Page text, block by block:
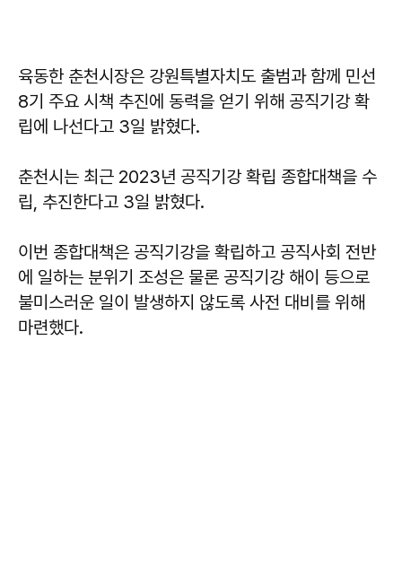
육동한 춘천시장은 강원특별자치도 출범과 함께 민선
8기 주요 시책 추진에 동력을 얻기 위해 공직기강 확
립에 나선다고 3일 밝혔다.
춘천시는 최근 2023년 공직기강 확립 종합대책을 수
립, 추진한다고 3일 밝혔다.
이번 종합대책은 공직기강을 확립하고 공직사회 전반
에 일하는 분위기 조성은 물론 공직기강 해이 등으로
불미스러운 일이 발생하지 않도록 사전 대비를 위해
마련했다.